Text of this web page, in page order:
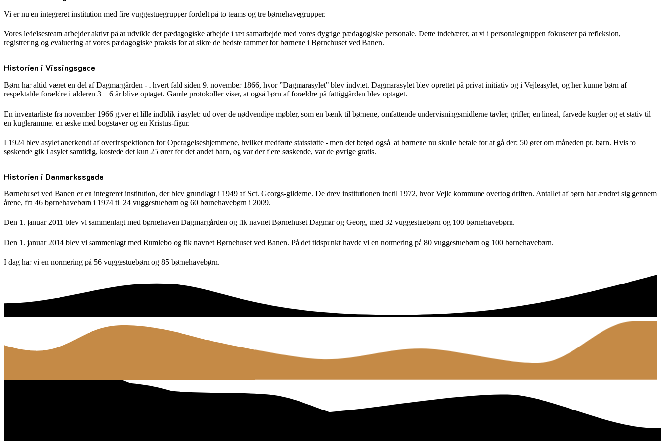
Vi er nu en integreret institution med fire vuggestuegrupper fordelt på to teams og tre børnehavegrupper.
Vores ledelsesteam arbejder aktivt på at udvikle det pædagogiske arbejde i tæt samarbejde med vores dygtige pædagogiske personale. Dette indebærer, at vi i personalegruppen fokuserer på refleksion,
registrering og evaluering af vores pædagogiske praksis for at sikre de bedste rammer for børnene i Børnehuset ved Banen.
Historien i Vissingsgade
Børn har altid været en del af Dagmargården - i hvert fald siden 9. november 1866, hvor ”Dagmarasylet" blev indviet. Dagmarasylet blev oprettet på privat initiativ og i Vejleasylet, og her kunne børn af
respektable forældre i alderen 3 – 6 år blive optaget. Gamle protokoller viser, at også børn af forældre på fattiggården blev optaget.
En inventarliste fra november 1966 giver et lille indblik i asylet: ud over de nødvendige møbler, som en bænk til børnene, omfattende undervisningsmidlerne tavler, grifler, en lineal, farvede kugler og et stativ til
en kugleramme, en æske med bogstaver og en Kristus-figur.
I 1924 blev asylet anerkendt af overinspektionen for Opdragelseshjemmene, hvilket medførte statsstøtte - men det betød også, at børnene nu skulle betale for at gå der: 50 ører om måneden pr. barn. Hvis to
søskende gik i asylet samtidig, kostede det kun 25 ører for det andet barn, og var der flere søskende, var de øvrige gratis.
Historien i Danmarkssgade
Børnehuset ved Banen er en integreret institution, der blev grundlagt i 1949 af Sct. Georgs-gilderne. De drev institutionen indtil 1972, hvor Vejle kommune overtog driften. Antallet af børn har ændret sig gennem
årene, fra 46 børnehavebørn i 1974 til 24 vuggestuebørn og 60 børnehavebørn i 2009.
Den 1. januar 2011 blev vi sammenlagt med børnehaven Dagmargården og fik navnet Børnehuset Dagmar og Georg, med 32 vuggestuebørn og 100 børnehavebørn.
Den 1. januar 2014 blev vi sammenlagt med Rumlebo og fik navnet Børnehuset ved Banen. På det tidspunkt havde vi en normering på 80 vuggestuebørn og 100 børnehavebørn.
I dag har vi en normering på 56 vuggestuebørn og 85 børnehavebørn.